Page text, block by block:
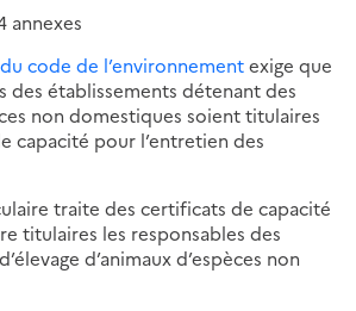
annexes
du code de l’environnementexige que
des établissements détenant des
non domestiques soient titulaires
capacité pour l’entretien des
traite des certificats de capacité
titulaires les responsables des
d’animaux d’espèces non